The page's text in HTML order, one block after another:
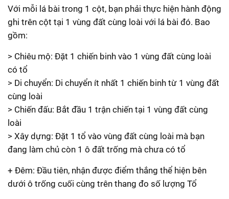
Với mỗi lá bài trong 1 cột, bạn phải thực hiện hành động
ghi trên cột tại 1 vùng đất cùng loài với lá bài đó. Bao
gồm:
> Chiêu mộ: Đặt 1 chiến binh vào 1 vùng đất cùng loài
có tổ
> Di chuyển: Di chuyển ít nhất 1 chiến binh từ 1 vùng đất
cùng loài
> Chiến đấu: Bắt đầu 1 trận chiến tại 1 vùng đất cùng
loài
> Xây dựng: Đặt 1 tổ vào vùng đất cùng loài mà bạn
đang làm chủ còn 1 ô đất trống mà chưa có tổ
+ Đêm: Đầu tiên, nhận được điểm thắng thể hiện bên
dưới ô trống cuối cùng trên thang đo số lượng Tổ